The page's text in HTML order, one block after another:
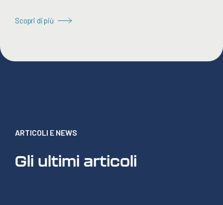
Scopri di più
ARTICOLI E NEWS
Gli ultimi articoli